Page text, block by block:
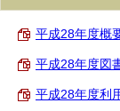
平成28年度概
平成28年度図
平成28年度利